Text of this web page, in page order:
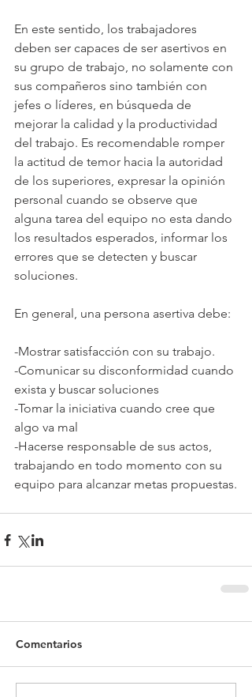
En este sentido, los trabajadores
deben ser capaces de ser asertivos en
su grupo de trabajo, no solamente con
sus compañeros sino también con
jefes o líderes, en búsqueda de
mejorar la calidad y la productividad
del trabajo. Es recomendable romper
la actitud de temor hacia la autoridad
de los superiores, expresar la opinión
personal cuando se observe que
alguna tarea del equipo no esta dando
los resultados esperados, informar los
errores que se detecten y buscar
soluciones.
En general, una persona asertiva debe:
-Mostrar satisfacción con su trabajo.
-Comunicar su disconformidad cuando
exista y buscar soluciones
-Tomar la iniciativa cuando cree que
algo va mal
-Hacerse responsable de sus actos,
trabajando en todo momento con su
equipo para alcanzar metas propuestas.
Comentarios